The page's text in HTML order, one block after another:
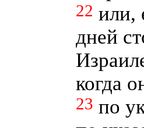
22 или,
дней
когда
23 по